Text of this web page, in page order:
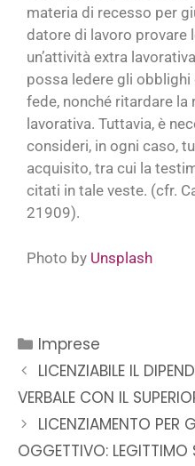
materia di recesso per
datore di lavoro provare
un’attività extra
possa ledere gli
fede, nonché ritardare
lavorativa. Tuttavia, è
consideri, in ogni caso,
acquisito, tra cui la
citati in tale veste. (cfr.
21909).
Photo by Unsplash
Imprese
LICENZIABILE IL
VERBALE CON IL
LICENZIAMENTO PER
OGGETTIVO: